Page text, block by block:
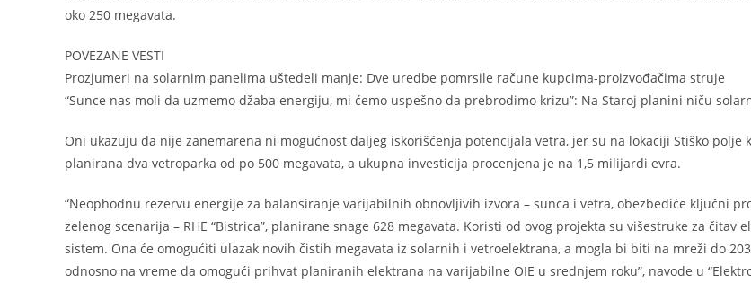
oko 250 megavata.
POVEZANE VESTI
Prozjumeri na solarnim panelima uštedeli manje: Dve uredbe pomrsile račune kupcima-proizvođačima struje
“Sunce nas moli da uzmemo džaba energiju, mi ćemo uspešno da prebrodimo krizu”: Na Staroj planini niču
Oni ukazuju da nije zanemarena ni mogućnost daljeg iskorišćenja potencijala vetra, jer su na lokaciji Stiško polje
planirana dva vetroparka od po 500 megavata, a ukupna investicija procenjena je na 1,5 milijardi evra.
“Neophodnu rezervu energije za balansiranje varijabilnih obnovljivih izvora – sunca i vetra, obezbediće ključni
zelenog scenarija – RHE “Bistrica”, planirane snage 628 megavata. Koristi od ovog projekta su višestruke za čitav
sistem. Ona će omogućiti ulazak novih čistih megavata iz solarnih i vetroelektrana, a mogla bi biti na mreži do
odnosno na vreme da omogući prihvat planiranih elektrana na varijabilne OIE u srednjem roku”, navode u